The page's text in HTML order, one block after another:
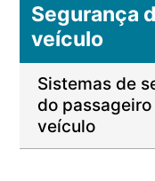
Segurança
veículo
Sistemas de
do
veículo